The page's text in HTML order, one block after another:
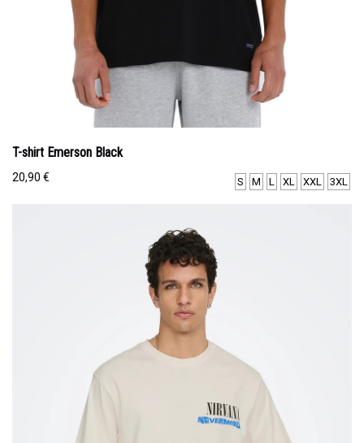
T-shirt Emerson Black
20,90 € S M L XL XXL 3XL